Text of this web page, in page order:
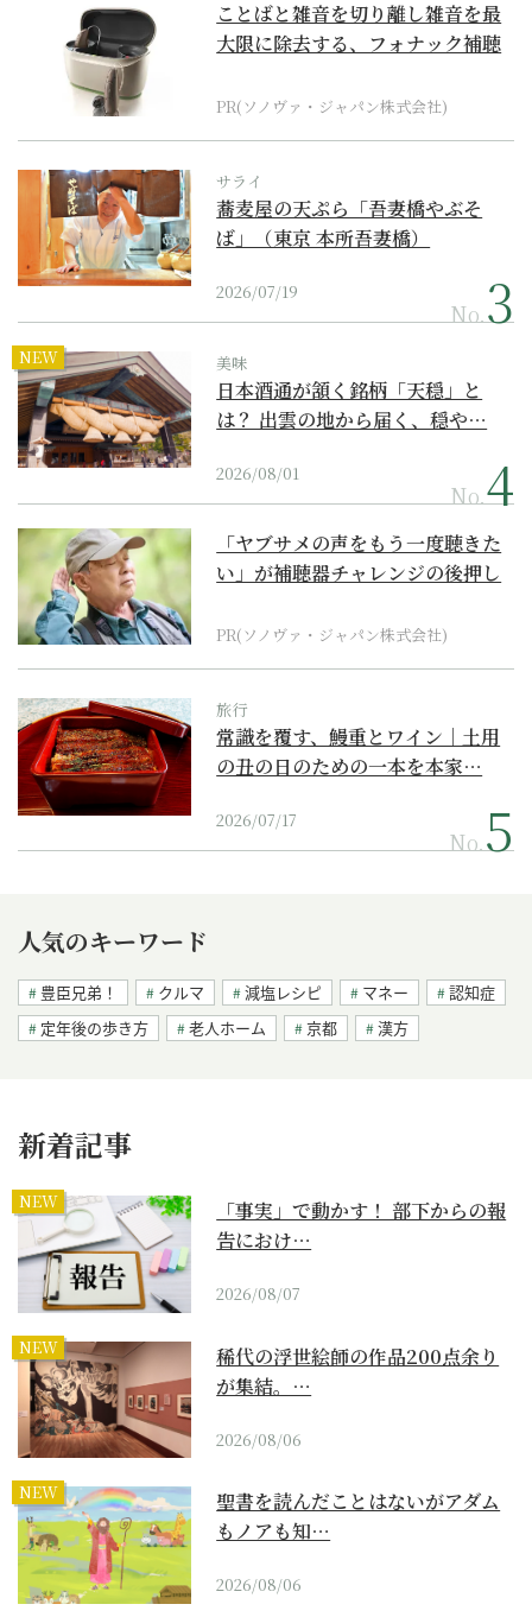
ことばと雑音を切り離し雑音を最
大限に除去する、フォナック補聴
PR(ソノヴァ・ジャパン株式会社)
サライ
蕎麦屋の天ぷら「吾妻橋やぶそ
ば」（東京 本所吾妻橋）
2026/07/19
No.
NEW 美味
日本酒通が頷く銘柄「天穏」と
は？ 出雲の地から届く、穏や…
2026/08/01
No.
「ヤブサメの声をもう一度聴きた
い」が補聴器チャレンジの後押し
PR(ソノヴァ・ジャパン株式会社)
旅行
常識を覆す、鰻重とワイン｜土用
の丑の日のための一本を本家…
2026/07/17
No.
人気のキーワード
豊臣兄弟！ クルマ 減塩レシピ マネー
認知症
定年後の歩き方
老人ホーム 京都 漢方
新着記事
NEW
「事実」で動かす！ 部下からの報
告におけ…
2026/08/07
NEW
稀代の浮世絵師の作品200点余り
が集結。…
2026/08/06
NEW
聖書を読んだことはないがアダム
もノアも知…
2026/08/06